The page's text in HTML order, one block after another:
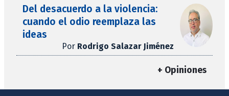
Del desacuerdo a la violencia:
cuando el odio reemplaza las
ideas
Por Rodrigo Salazar Jiménez
+ Opiniones